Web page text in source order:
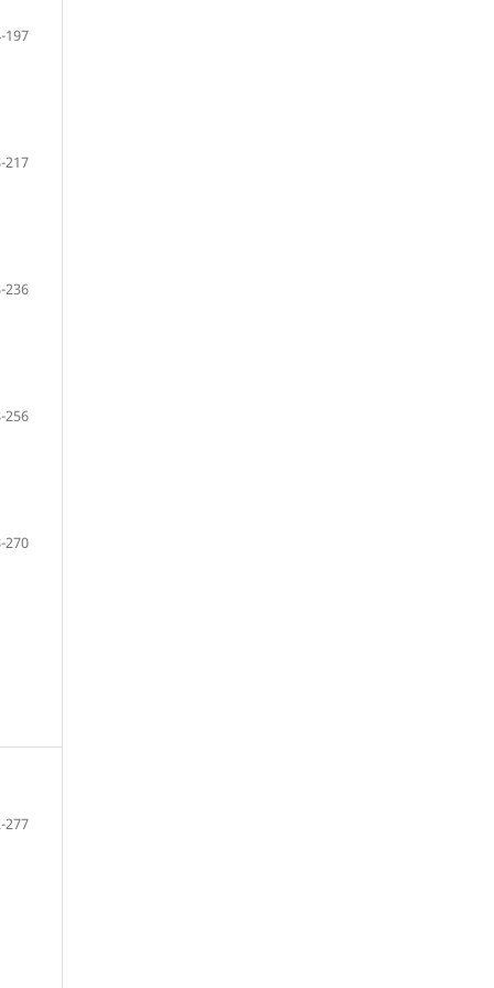
197
217
236
256
270
277